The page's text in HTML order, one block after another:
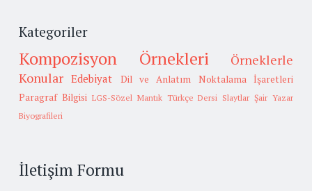
Kategoriler
Kompozisyon Örnekleri
Örneklerle
Konular Edebiyat Dil ve Anlatım
Noktalama İşaretleri
Paragraf Bilgisi LGS-Sözel Mantık Türkçe Dersi Slaytlar Şair Yazar
Biyografileri
İletişim Formu